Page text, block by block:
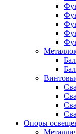
Опоры